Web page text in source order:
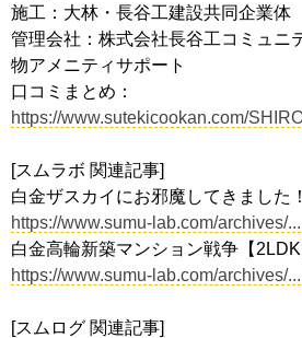
施工：大林・長谷工建設共同企業体
管理会社：株式会社長谷工コミュ
物アメニティサポート
口コミまとめ：
https://www.sutekicookan.com/
[スムラボ 関連記事]
白金ザスカイにお邪魔してきました
https://www.sumu-lab.com/archives/...
白金高輪新築マンション戦争【2LDK
https://www.sumu-lab.com/archives/...
[スムログ 関連記事]